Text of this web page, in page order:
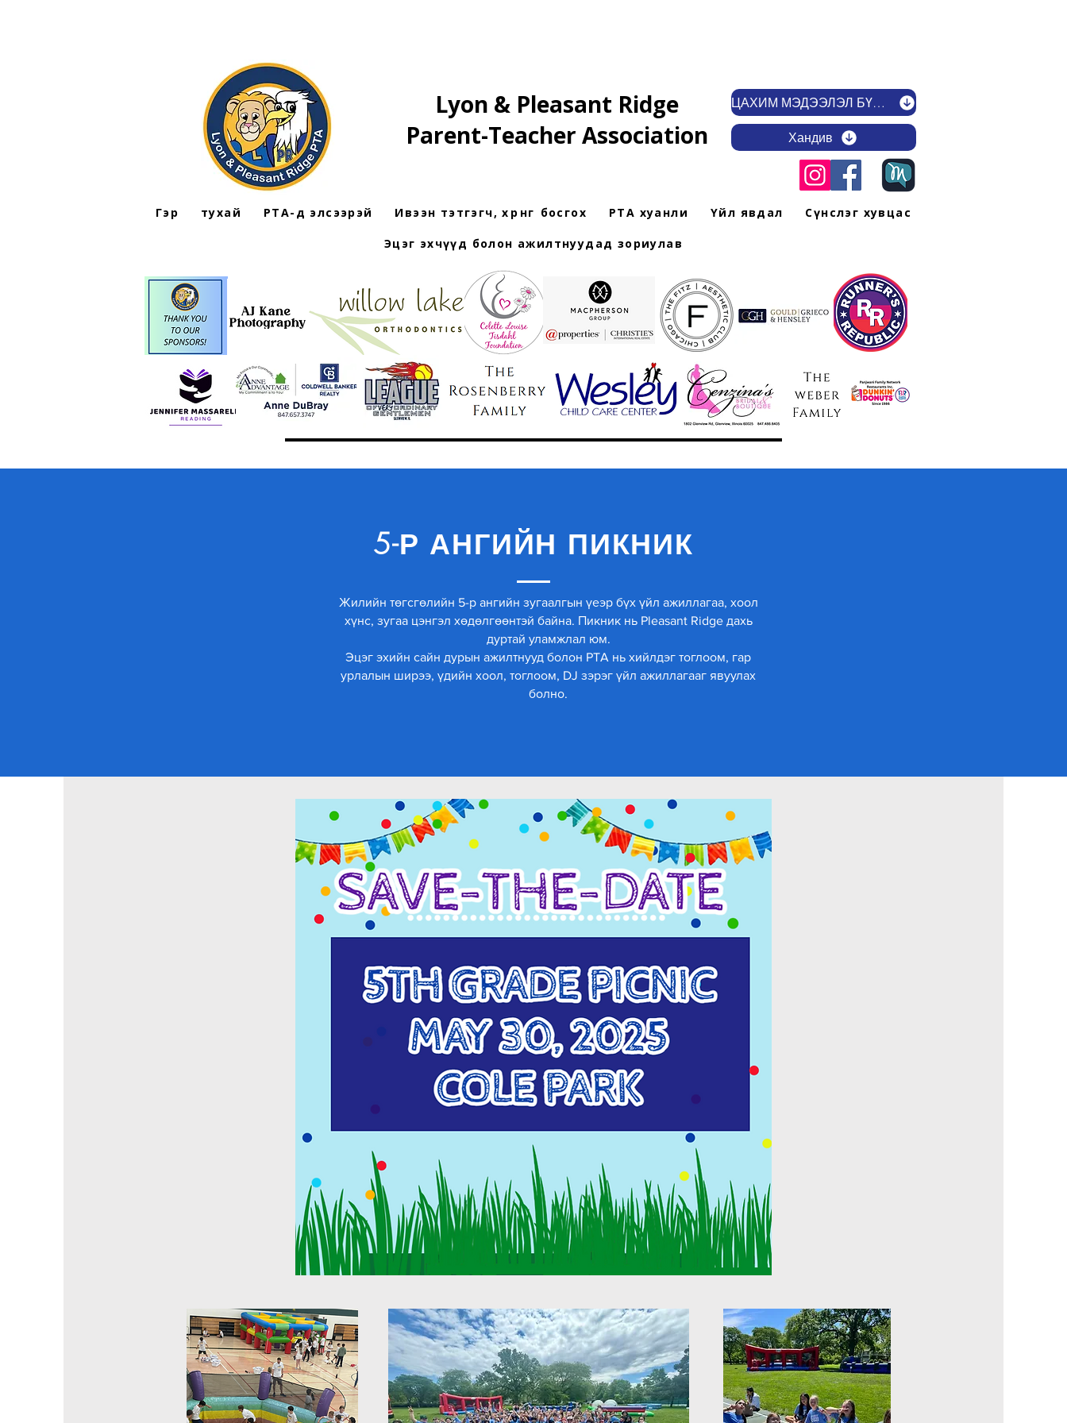
Lyon & Pleasant Ridge
Parent-Teacher Association
ЦАХИМ МЭДЭЭЛЭЛ БҮРТГҮҮЛЭХ
Хандив
Гэр тухай PTA-д элсээрэй Ивээн тэтгэгч, хөрөнгө босгох PTA хуанли Үйл явдал Сүнслэг хувцас
Эцэг эхчүүд болон ажилтнуудад зориулав
5-Р АНГИЙН ПИКНИК
Жилийн төгсгөлийн 5-р ангийн зугаалгын үеэр бүх үйл ажиллагаа, хоол
хүнс, зугаа цэнгэл хөдөлгөөнтэй байна. Пикник нь Pleasant Ridge дахь
дуртай уламжлал юм.
Эцэг эхийн сайн дурын ажилтнууд болон PTA нь хийлдэг тоглоом, гар
урлалын ширээ, үдийн хоол, тоглоом, DJ зэрэг үйл ажиллагааг явуулах
болно.